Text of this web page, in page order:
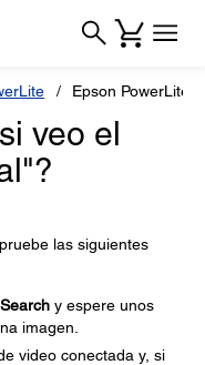
Epson PowerLite
veo el
las siguientes
Search y espere unos
imagen.
video conectada y, si